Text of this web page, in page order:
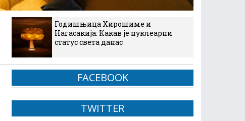
Годишњица Хирошиме и
Нагасакија: Какав је нуклеарни
статус света данас
FACEBOOK
TWITTER